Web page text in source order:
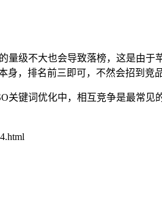
级不大也会导致落榜，这是由
，排名前三即可，不然会招到竞
键词优化中，相互竞争是最常